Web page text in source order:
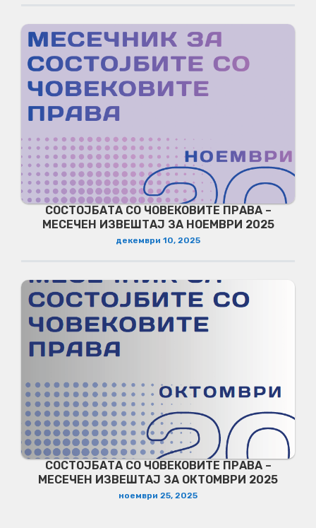
СОСТОЈБАТА СО ЧОВЕКОВИТЕ ПРАВА –
МЕСЕЧЕН ИЗВЕШТАЈ ЗА НОЕМВРИ 2025
декември 10, 2025
СОСТОЈБАТА СО ЧОВЕКОВИТЕ ПРАВА –
МЕСЕЧЕН ИЗВЕШТАЈ ЗА ОКТОМВРИ 2025
ноември 25, 2025